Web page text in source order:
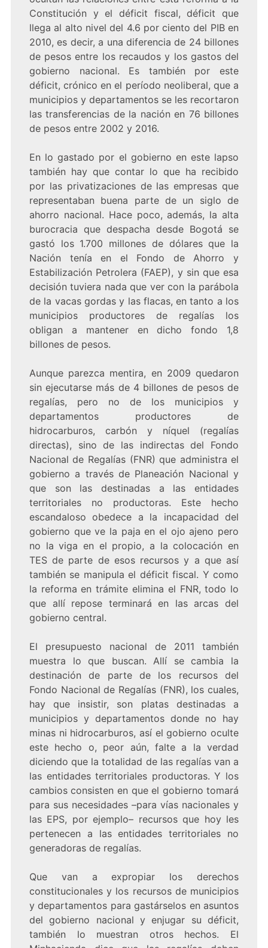
Constitución y el déficit fiscal, déficit que
llega al alto nivel del 4.6 por ciento del PIB en
2010, es decir, a una diferencia de 24 billones
de pesos entre los recaudos y los gastos del
gobierno nacional. Es también por este
déficit, crónico en el período neoliberal, que a
municipios y departamentos se les recortaron
las transferencias de la nación en 76 billones
de pesos entre 2002 y 2016.
En lo gastado por el gobierno en este lapso
también hay que contar lo que ha recibido
por las privatizaciones de las empresas que
representaban buena parte de un siglo de
ahorro nacional. Hace poco, además, la alta
burocracia que despacha desde Bogotá se
gastó los 1.700 millones de dólares que la
Nación tenía en el Fondo de Ahorro y
Estabilización Petrolera (FAEP), y sin que esa
decisión tuviera nada que ver con la parábola
de la vacas gordas y las flacas, en tanto a los
municipios productores de regalías los
obligan a mantener en dicho fondo 1,8
billones de pesos.
Aunque parezca mentira, en 2009 quedaron
sin ejecutarse más de 4 billones de pesos de
regalías, pero no de los municipios y
departamentos productores de
hidrocarburos, carbón y níquel (regalías
directas), sino de las indirectas del Fondo
Nacional de Regalías (FNR) que administra el
gobierno a través de Planeación Nacional y
que son las destinadas a las entidades
territoriales no productoras. Este hecho
escandaloso obedece a la incapacidad del
gobierno que ve la paja en el ojo ajeno pero
no la viga en el propio, a la colocación en
TES de parte de esos recursos y a que así
también se manipula el déficit fiscal. Y como
la reforma en trámite elimina el FNR, todo lo
que allí repose terminará en las arcas del
gobierno central.
El presupuesto nacional de 2011 también
muestra lo que buscan. Allí se cambia la
destinación de parte de los recursos del
Fondo Nacional de Regalías (FNR), los cuales,
hay que insistir, son platas destinadas a
municipios y departamentos donde no hay
minas ni hidrocarburos, así el gobierno oculte
este hecho o, peor aún, falte a la verdad
diciendo que la totalidad de las regalías van a
las entidades territoriales productoras. Y los
cambios consisten en que el gobierno tomará
para sus necesidades –para vías nacionales y
las EPS, por ejemplo– recursos que hoy les
pertenecen a las entidades territoriales no
generadoras de regalías.
Que van a expropiar los derechos
constitucionales y los recursos de municipios
y departamentos para gastárselos en asuntos
del gobierno nacional y enjugar su déficit,
también lo muestran otros hechos. El